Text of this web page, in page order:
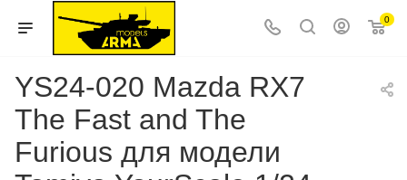
0
YS24-020 Mazda RX7
The Fast and The
Furious для модели